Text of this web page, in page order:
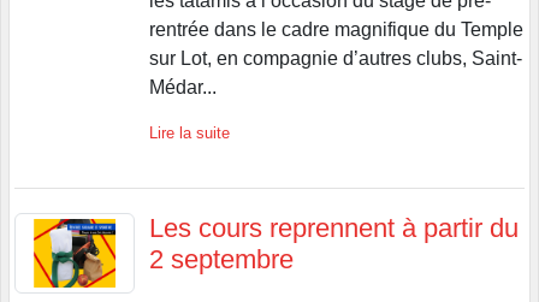
rentrée dans le cadre magnifique du Temple
sur Lot, en compagnie d’autres clubs, Saint-
Médar...
Lire la suite
Les cours reprennent à partir du
2 septembre